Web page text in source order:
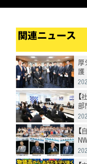
関連ニュース
厚
護
酬
【
部
規
【
び